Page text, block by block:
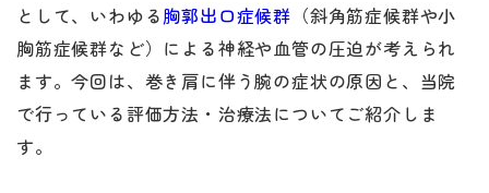
として、いわゆる胸郭出口症候群 （斜角筋症候群や小
胸筋症候群など）による神経や血管の圧迫が考えられ
ます。今回は、巻き肩に伴う腕の症状の原因と、当院
で行っている評価方法・治療法についてご紹介しま
す。